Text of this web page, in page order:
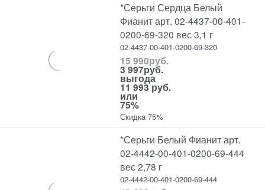
*Серьги Сердца Белый
Фианит арт. 02-4437-00-401-
0200-69-320 вес 3,1 г
02-4437-00-401-0200-69-320
15 990руб.
3 997руб.
выгода
11 993 руб.
или
75%
Скидка 75%
*Серьги Белый Фианит арт.
02-4442-00-401-0200-69-444
вес 2,78 г
02-4442-00-401-0200-69-444